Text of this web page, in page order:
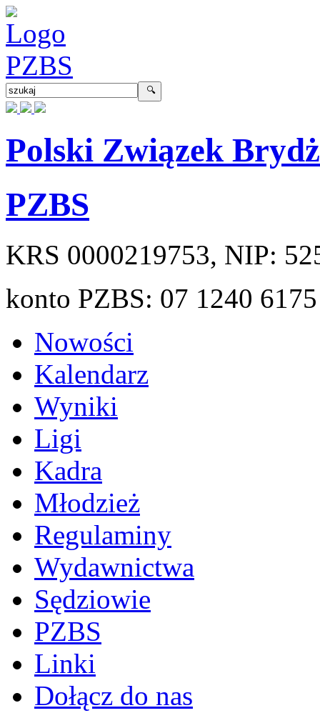
Polski Związek
PZBS
KRS 0000219753, NIP:
konto PZBS: 07 1240
Nowości
Kalendarz
Wyniki
Ligi
Kadra
Młodzież
Regulaminy
Wydawnictwa
Sędziowie
PZBS
Linki
Dołącz do nas